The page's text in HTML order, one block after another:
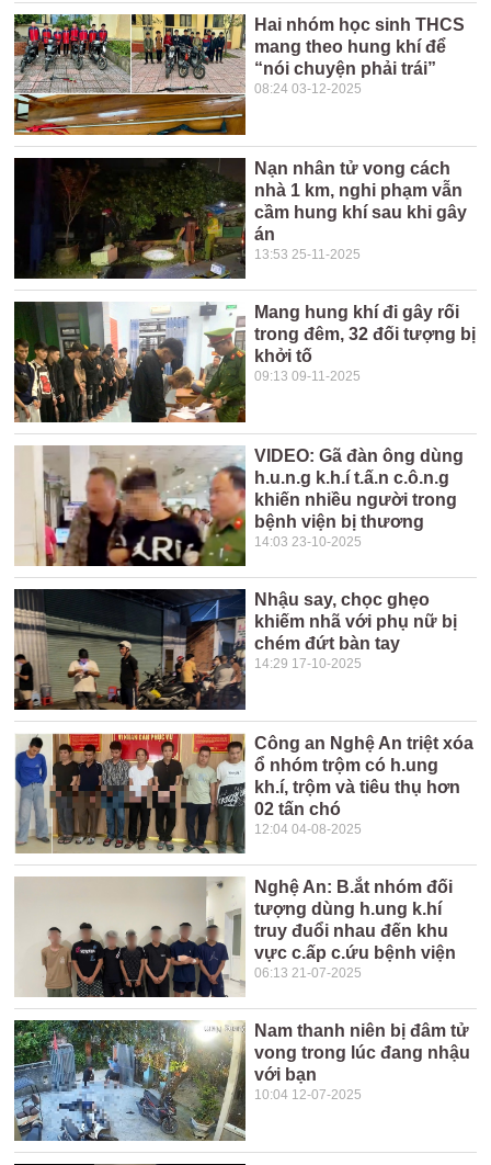
Hai nhóm học sinh THCS
mang theo hung khí để
“nói chuyện phải trái”
08:24 03-12-2025
Nạn nhân tử vong cách
nhà 1 km, nghi phạm vẫn
cầm hung khí sau khi gây
án
13:53 25-11-2025
Mang hung khí đi gây rối
trong đêm, 32 đối tượng bị
khởi tố
09:13 09-11-2025
VIDEO: Gã đàn ông dùng
h.u.n.g k.h.í t.ấ.n c.ô.n.g
khiến nhiều người trong
bệnh viện bị thương
14:03 23-10-2025
Nhậu say, chọc ghẹo
khiếm nhã với phụ nữ bị
chém đứt bàn tay
14:29 17-10-2025
Công an Nghệ An triệt xóa
ổ nhóm trộm có h.ung
kh.í, trộm và tiêu thụ hơn
02 tấn chó
12:04 04-08-2025
Nghệ An: B.ắt nhóm đối
tượng dùng h.ung k.hí
truy đuổi nhau đến khu
vực c.ấp c.ứu bệnh viện
06:13 21-07-2025
Nam thanh niên bị đâm tử
vong trong lúc đang nhậu
với bạn
10:04 12-07-2025